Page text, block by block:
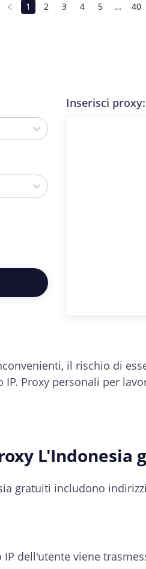
1 2 3 4 5 … 40
Inserisci proxy:
il rischio di
Proxy personali per
L'Indonesia
gratuiti includono
dell'utente viene